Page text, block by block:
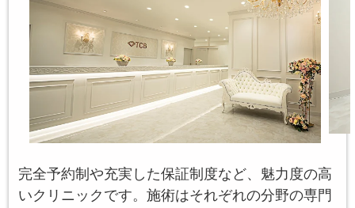
完全予約制や充実した保証制度など、魅力度の高
いクリニックです。施術はそれぞれの分野の専門